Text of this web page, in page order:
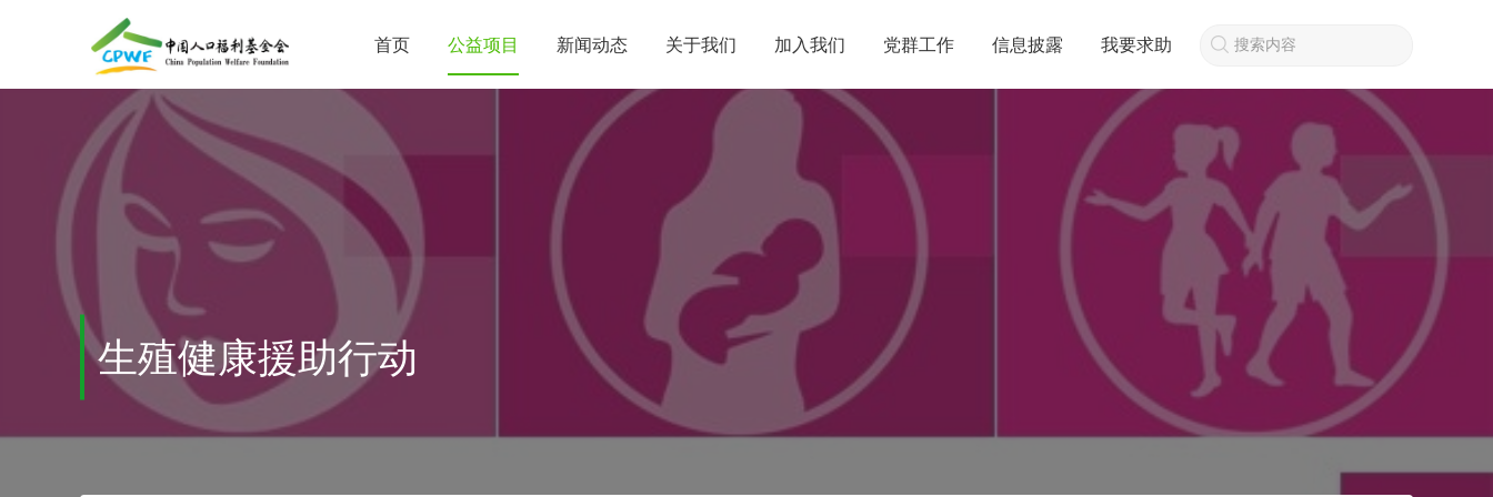
首页 公益项目 新闻动态 关于我们 加入我们 党群工作 信息披露 我要求助
生殖健康援助行动